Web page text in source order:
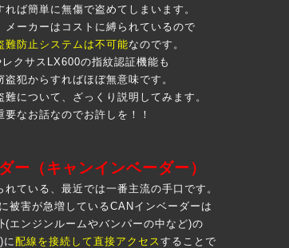
ば簡単に無傷で盗めてしまいます。
メーカーはコストに縛られているので
難防止システムは不可能なのです。
クサスLX600の指紋認証機能も
犯からすればほぼ無意味です。
について、ざっくり説明してみます。
なお話なのでお許しを！！
（キャンインベーダー）
ている、最近では一番主流の手口です。
被害が急増しているCANインベーダーは
(エンジンルームやバンパーの中など)の
に配線を接続して直接アクセスすることで